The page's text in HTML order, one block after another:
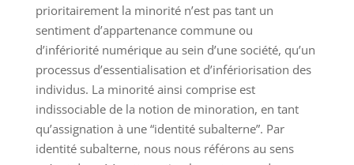
prioritairement la minorité n’est pas tant un
sentiment d’appartenance commune ou
d’infériorité numérique au sein d’une société, qu’un
processus d’essentialisation et d’infériorisation des
individus. La minorité ainsi comprise est
indissociable de la notion de minoration, en tant
qu’assignation à une “identité subalterne”. Par
identité subalterne, nous nous référons au sens